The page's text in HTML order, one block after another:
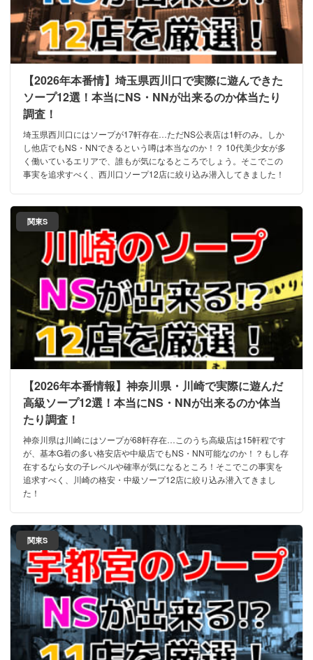
【2026年本番情】埼玉県西川口で実際に遊んできた
ソープ12選！本当にNS・NNが出来るのか体当たり
調査！
埼玉県西川口にはソープが17軒存在…ただNS公表店は1軒のみ。しか
し他店でもNS・NNできるという噂は本当なのか！？ 10代美少女が多
く働いているエリアで、誰もが気になるところでしょう。そこでこの
事実を追求すべく、西川口ソープ12店に絞り込み潜入してきました！
関東S
【2026年本番情報】神奈川県・川崎で実際に遊んだ
高級ソープ12選！本当にNS・NNが出来るのか体当
たり調査！
神奈川県は川崎にはソープが68軒存在…このうち高級店は15軒程です
が、基本G着の多い格安店や中級店でもNS・NN可能なのか！？もし存
在するなら女の子レベルや確率が気になるところ！そこでこの事実を
追求すべく、川崎の格安・中級ソープ12店に絞り込み潜入てきまし
た！
関東S